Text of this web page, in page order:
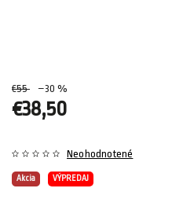
€55 –30 %
€38,50
Akcia VÝPREDAJ
Neohodnotené